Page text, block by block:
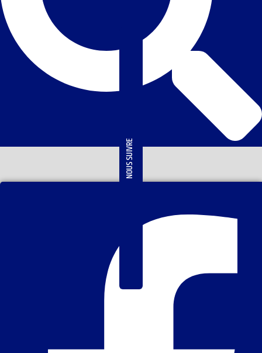
NOUS SUIVRE